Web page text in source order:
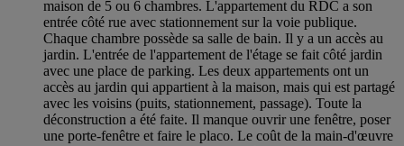
maison de 5 ou 6 chambres. L'appartement du RDC a son
entrée côté rue avec stationnement sur la voie publique.
Chaque chambre possède sa salle de bain. Il y a un accès au
jardin. L'entrée de l'appartement de l'étage se fait côté jardin
avec une place de parking. Les deux appartements ont un
accès au jardin qui appartient à la maison, mais qui est partagé
avec les voisins (puits, stationnement, passage). Toute la
déconstruction a été faite. Il manque ouvrir une fenêtre, poser
une porte-fenêtre et faire le placo. Le coût de la main-d'œuvre